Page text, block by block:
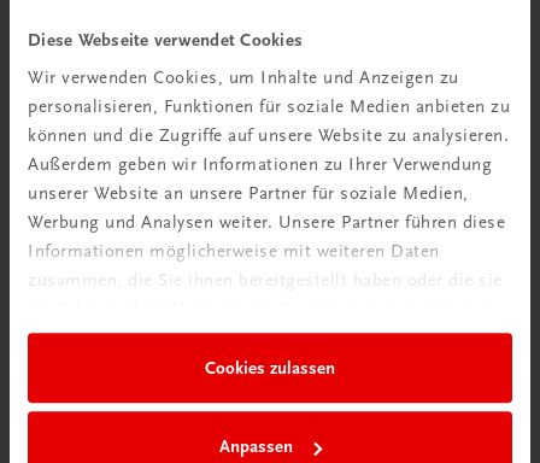
Diese Webseite verwendet Cookies
Wir verwenden Cookies, um Inhalte und Anzeigen zu
personalisieren, Funktionen für soziale Medien anbieten zu
können und die Zugriffe auf unsere Website zu analysieren.
Außerdem geben wir Informationen zu Ihrer Verwendung
unserer Website an unsere Partner für soziale Medien,
Werbung und Analysen weiter. Unsere Partner führen diese
Informationen möglicherweise mit weiteren Daten
zusammen, die Sie ihnen bereitgestellt haben oder die sie
Cookies zulassen
Anpassen
Tipps & Tricks
Mehr dazu